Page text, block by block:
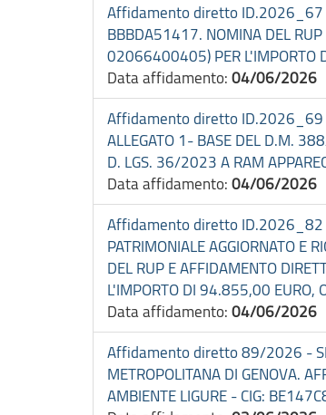
Affidamento diretto ID.2026_67 -
BBBDA51417. NOMINA DEL RUP
02066400405) PER L'IMPORTO
Data affidamento: 04/06/2026
Affidamento diretto ID.2026_69 -
ALLEGATO 1- BASE DEL D.M.
D. LGS. 36/2023 A RAM
Data affidamento: 04/06/2026
Affidamento diretto ID.2026_82 -
PATRIMONIALE AGGIORNATO E
DEL RUP E AFFIDAMENTO
L'IMPORTO DI 94.855,00 EURO,
Data affidamento: 04/06/2026
Affidamento diretto 89/2026 -
METROPOLITANA DI GENOVA.
AMBIENTE LIGURE - CIG: